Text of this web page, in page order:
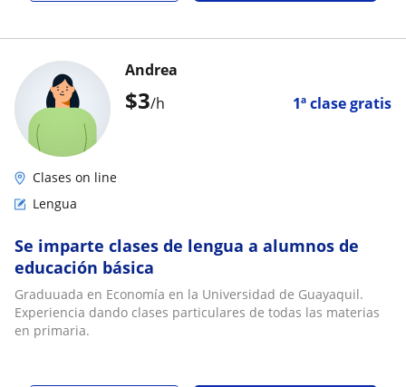
$3/h 1ª clase gratis
Andrea
Clases on line
Lengua
Se imparte clases de lengua a alumnos de
educación básica
Graduuada en Economía en la Universidad de Guayaquil.
Experiencia dando clases particulares de todas las materias
en primaria.